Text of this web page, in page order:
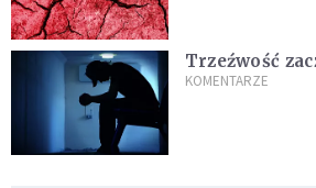
Trzeźwość
KOMENTARZE